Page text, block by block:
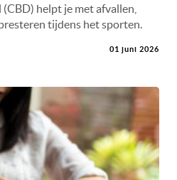
helpt je met afvallen,
tijdens het sporten.
01 juni 2026